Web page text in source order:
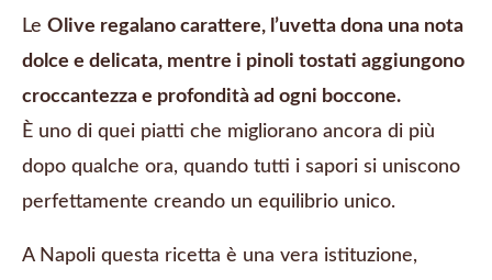
Le Olive regalano carattere, l’uvetta dona una nota
dolce e delicata, mentre i pinoli tostati aggiungono
croccantezza e profondità ad ogni boccone.
È uno di quei piatti che migliorano ancora di più
dopo qualche ora, quando tutti i sapori si uniscono
perfettamente creando un equilibrio unico.
A Napoli questa ricetta è una vera istituzione,